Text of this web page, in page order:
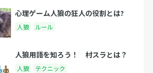
心理ゲーム人狼の狂人の役割とは?
人狼 ルール
人狼用語を知ろう！ 村スラとは？
人狼 テクニック